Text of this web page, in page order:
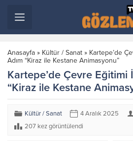
Anasayfa » Kültür / Sanat » Kartepe’de
Adım “Kiraz ile Kestane Animasyonu”
Kartepe’de Çevre Eğitimi
“Kiraz ile Kestane
Kültür / Sanat 4 Aralık 2025
207 kez görüntülendi